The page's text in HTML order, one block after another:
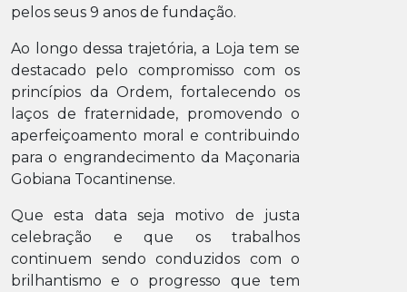
pelos seus 9 anos de fundação.
Ao longo dessa trajetória, a Loja tem se
destacado pelo compromisso com os
princípios da Ordem, fortalecendo os
laços de fraternidade, promovendo o
aperfeiçoamento moral e contribuindo
para o engrandecimento da Maçonaria
Gobiana Tocantinense.
Que esta data seja motivo de justa
celebração e que os trabalhos
continuem sendo conduzidos com o
brilhantismo e o progresso que tem